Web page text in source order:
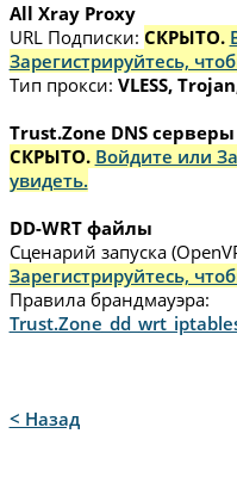
All Xray Proxy
URL Подписки: СКРЫТО.
Зарегистрируйтесь,
Тип прокси: VLESS,
Trust.Zone DNS серверы
СКРЫТО. Войдите или
увидеть.
DD-WRT файлы
Сценарий запуска
Зарегистрируйтесь,
Правила брандмауэра:
< Назад